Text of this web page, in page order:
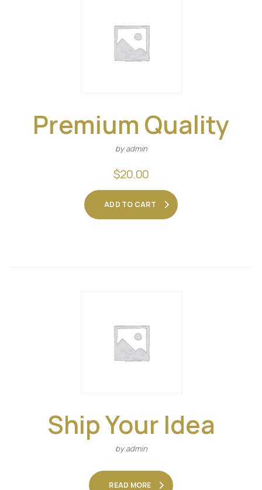
Premium Quality
by admin
$20.00
ADD TO CART
Ship Your Idea
by admin
READ MORE